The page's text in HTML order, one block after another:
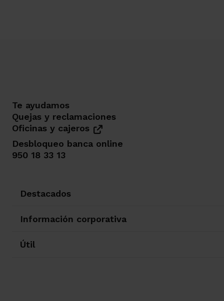
Te ayudamos
Quejas y reclamaciones
Oficinas y cajeros
Desbloqueo banca online
950 18 33 13
Destacados
Información corporativa
Útil